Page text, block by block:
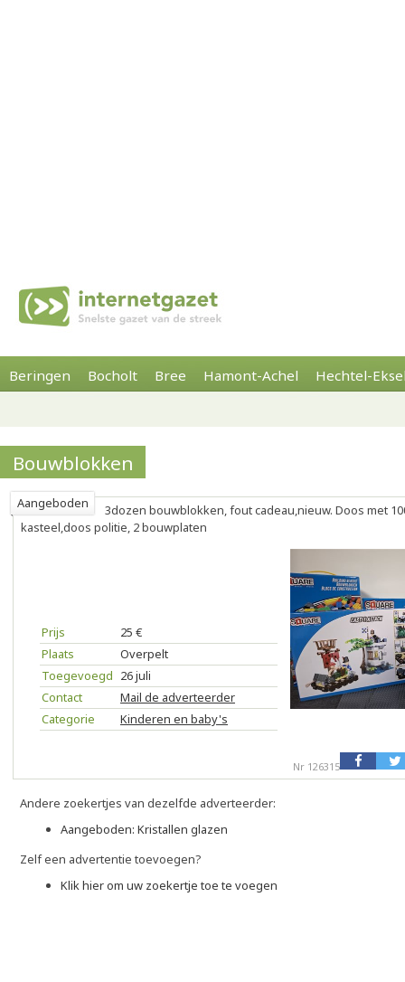
Beringen Bocholt Bree Hamont-Achel Hechtel-
Bouwblokken
Aangeboden
3dozen bouwblokken, fout cadeau,nieuw. Doos met
kasteel,doos politie, 2 bouwplaten
Prijs
25 €
Plaats
Overpelt
Toegevoegd 26 juli
Contact
Mail de adverteerder
Categorie
Kinderen en baby's
Nr 126315
Andere zoekertjes van dezelfde adverteerder:
Aangeboden: Kristallen glazen
Zelf een advertentie toevoegen?
Klik hier om uw zoekertje toe te voegen